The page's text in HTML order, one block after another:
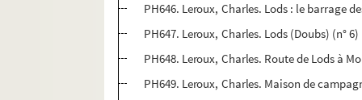
PH646. Leroux, Charles. Lods : le barrage
PH647. Leroux, Charles. Lods (Doubs) (n° 6)
PH648. Leroux, Charles. Route de Lods à
PH649. Leroux, Charles. Maison de